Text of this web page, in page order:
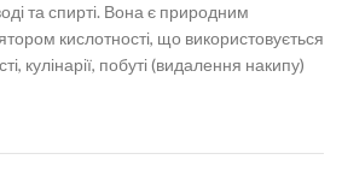
та спирті. Вона є природним
кислотності, що використовується
кулінарії, побуті (видалення накипу)